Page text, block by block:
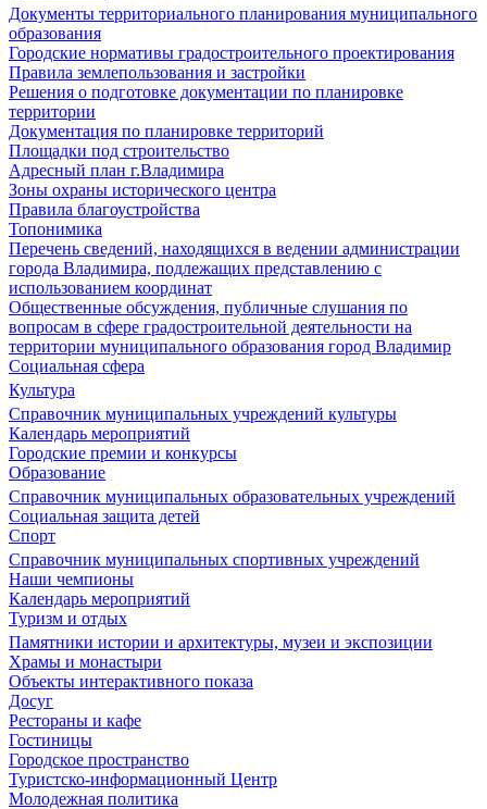
Документы территориального планирования муниципального
образования
Городские нормативы градостроительного проектирования
Правила землепользования и застройки
Решения о подготовке документации по планировке
территории
Документация по планировке территорий
Площадки под строительство
Адресный план г.Владимира
Зоны охраны исторического центра
Правила благоустройства
Топонимика
Перечень сведений, находящихся в ведении администрации
города Владимира, подлежащих представлению с
использованием координат
Общественные обсуждения, публичные слушания по
вопросам в сфере градостроительной деятельности на
территории муниципального образования город Владимир
Социальная сфера
Культура
Справочник муниципальных учреждений культуры
Календарь мероприятий
Городские премии и конкурсы
Образование
Справочник муниципальных образовательных учреждений
Социальная защита детей
Спорт
Справочник муниципальных спортивных учреждений
Наши чемпионы
Календарь мероприятий
Туризм и отдых
Памятники истории и архитектуры, музеи и экспозиции
Храмы и монастыри
Объекты интерактивного показа
Досуг
Рестораны и кафе
Гостиницы
Городское пространство
Туристско-информационный Центр
Молодежная политика